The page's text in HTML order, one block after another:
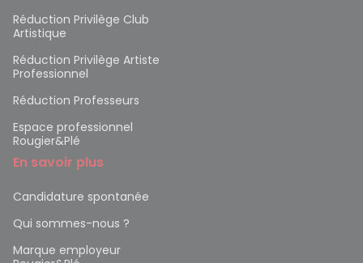
Réduction Privilège Club
Artistique
Réduction Privilège Artiste
Professionnel
Réduction Professeurs
Espace professionnel
Rougier&Plé
En savoir plus
Candidature spontanée
Qui sommes-nous ?
Marque employeur